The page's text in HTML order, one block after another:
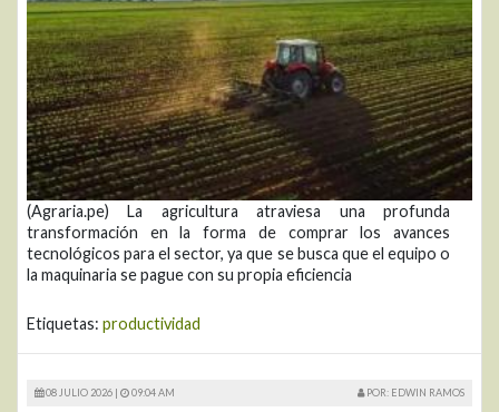
(Agraria.pe) La agricultura atraviesa una profunda
transformación en la forma de comprar los avances
tecnológicos para el sector, ya que se busca que el equipo o
la maquinaria se pague con su propia eficiencia
Etiquetas: productividad
08 JULIO 2026 | 09:04 AM POR: EDWIN RAMOS